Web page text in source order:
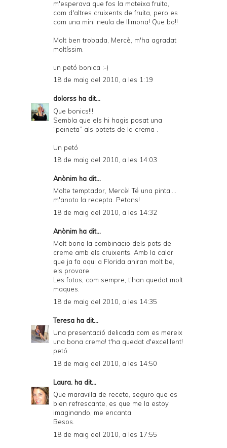
m'esperava que fos la mateixa fruita,
com d'altres cruixents de fruita, pero es
com una mini neula de llimona! Que bo!!
Molt ben trobada, Mercè, m'ha agradat
moltíssim.
un petó bonica :-)
18 de maig del 2010, a les 1:19
dolorss ha dit...
Que bonics!!!
Sembla que els hi hagis posat una
“peineta” als potets de la crema .
Un petó
18 de maig del 2010, a les 14:03
Anònim ha dit...
Molte temptador, Mercè! Té una pinta....
m'anoto la recepta. Petons!
18 de maig del 2010, a les 14:32
Anònim ha dit...
Molt bona la combinacio dels pots de
creme amb els cruixents. Amb la calor
que ja fa aqui a Florida aniran molt be,
els provare.
Les fotos, com sempre, t'han quedat molt
maques.
18 de maig del 2010, a les 14:35
Teresa ha dit...
Una presentació delicada com es mereix
una bona crema! t'ha quedat d'excel·lent!
petó
18 de maig del 2010, a les 14:50
Laura. ha dit...
Que maravilla de receta, seguro que es
bien refrescante, es que me la estoy
imaginando, me encanta.
Besos.
18 de maig del 2010, a les 17:55